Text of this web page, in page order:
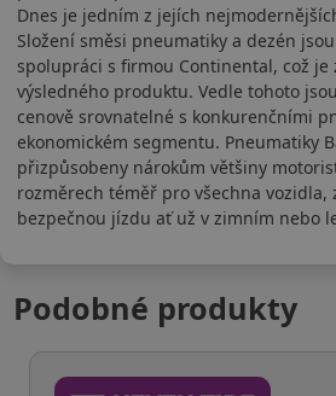
Dnes je jedním z jejích
Složení směsi pneumatiky a dezén
spolupráci s firmou Continental, což je
výsledného produktu. Vedle tohoto
cenově srovnatelné s konkurenčními
ekonomickém segmentu. Pneumatiky
přizpůsobeny nárokům většiny
rozměrech téměř pro všechna vozidla,
bezpečnou jízdu ať už v zimním nebo
Podobné produkty